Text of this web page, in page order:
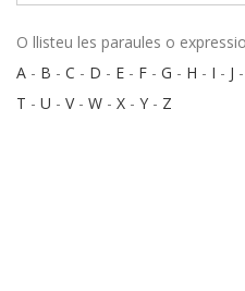
O llisteu les paraules o
A - B - C - D - E - F - G - H - I - J -
T - U - V- W - X - Y - Z